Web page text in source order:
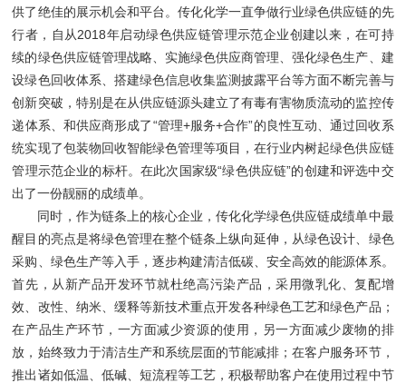
供了绝佳的展示机会和平台。传化化学一直争做行业绿色供应链的先
行者，自从2018年启动绿色供应链管理示范企业创建以来，在可持
续的绿色供应链管理战略、实施绿色供应商管理、强化绿色生产、建
设绿色回收体系、搭建绿色信息收集监测披露平台等方面不断完善与
创新突破，特别是在从供应链源头建立了有毒有害物质流动的监控传
递体系、和供应商形成了“管理+服务+合作”的良性互动、通过回收系
统实现了包装物回收智能绿色管理等项目，在行业内树起绿色供应链
管理示范企业的标杆。在此次国家级“绿色供应链”的创建和评选中交
出了一份靓丽的成绩单。
同时，作为链条上的核心企业，传化化学绿色供应链成绩单中最
醒目的亮点是将绿色管理在整个链条上纵向延伸，从绿色设计、绿色
采购、绿色生产等入手，逐步构建清洁低碳、安全高效的能源体系。
首先，从新产品开发环节就杜绝高污染产品，采用微乳化、复配增
效、改性、纳米、缓释等新技术重点开发各种绿色工艺和绿色产品；
在产品生产环节，一方面减少资源的使用，另一方面减少废物的排
放，始终致力于清洁生产和系统层面的节能减排；在客户服务环节，
推出诸如低温、低碱、短流程等工艺，积极帮助客户在使用过程中节